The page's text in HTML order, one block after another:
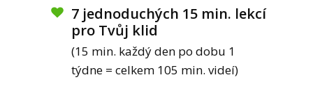
7 jednoduchých 15 min. lekcí
pro Tvůj klid
(15 min. každý den po dobu 1
týdne = celkem 105 min. videí)